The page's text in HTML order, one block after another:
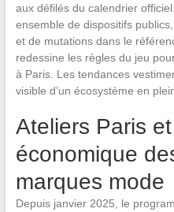
aux défilés du calendrier
ensemble de dispositifs
et de mutations dans le
redessine les règles du jeu
à Paris. Les tendances
visible d’un écosystème en
Ateliers Paris
économique
marques mode
Depuis janvier 2025, le